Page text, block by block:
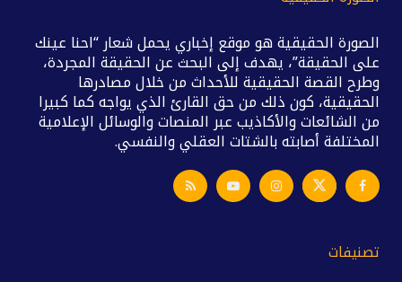
الصورة الحقيقية هو موقع إخباري يحمل شعار “احنا عينك
على الحقيقة”، يهدف إلى البحث عن الحقيقة المجردة،
وطرح القصة الحقيقية للأحداث من خلال مصادرها
الحقيقية، كون ذلك من حق القارئ الذي يواجه كما كبيرا
من الشائعات والأكاذيب عبر المنصات والوسائل الإعلامية
المختلفة أصابته بالشتات العقلي والنفسي.
تصنيفات